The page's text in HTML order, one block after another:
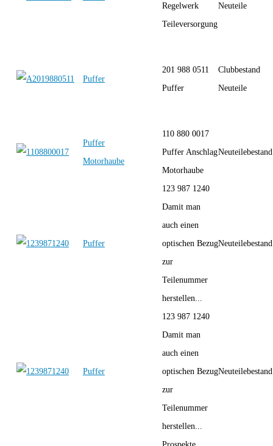
Regelwerk
Teileversorgung
Neuteile
Puffer
201 988 0511
Puffer
Clubbestand
Neuteile
Puffer
Motorhaube
110 880 0017
Puffer Anschlag
Motorhaube
Neuteilebestand
Puffer
123 987 1240
Damit man
auch einen
optischen Bezug
zur
Teilenummer
herstellen...
Neuteilebestand
Puffer
123 987 1240
Damit man
auch einen
optischen Bezug
zur
Teilenummer
herstellen...
Neuteilebestand